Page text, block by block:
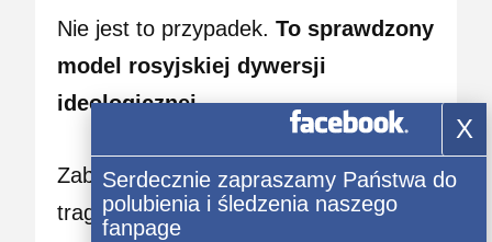
Nie jest to przypadek. To sprawdzony
model rosyjskiej dywersji
ideologicznej.
Zabójstwo Gabriela Narutowicza było
tragicznym dowodem, do czego
X
Serdecznie zapraszamy Państwa do
polubienia i śledzenia naszego
fanpage